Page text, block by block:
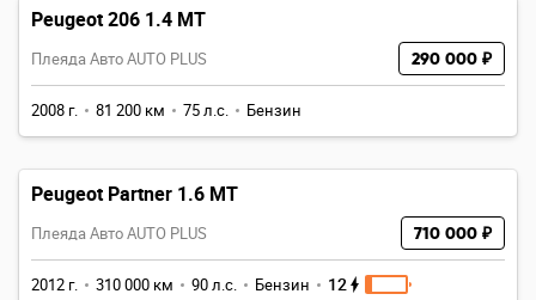
Peugeot 206 1.4 MT
Плеяда Авто AUTO PLUS 290 000 ₽
2008 г. 81 200 км 75 л.с. Бензин
Peugeot Partner 1.6 MT
Плеяда Авто AUTO PLUS 710 000 ₽
2012 г. 310 000 км 90 л.с. Бензин 12